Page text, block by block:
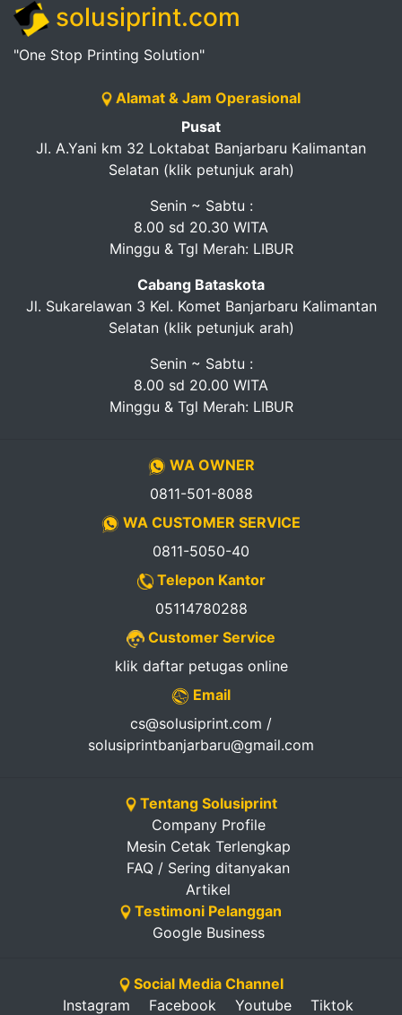
solusiprint.com
"One Stop Printing Solution"
Alamat & Jam Operasional
Pusat
Jl. A.Yani km 32 Loktabat Banjarbaru Kalimantan
Selatan (klik petunjuk arah)
Senin ~ Sabtu :
8.00 sd 20.30 WITA
Minggu & Tgl Merah: LIBUR
Cabang Bataskota
Jl. Sukarelawan 3 Kel. Komet Banjarbaru Kalimantan
Selatan (klik petunjuk arah)
Senin ~ Sabtu :
8.00 sd 20.00 WITA
Minggu & Tgl Merah: LIBUR
WA OWNER
0811-501-8088
WA CUSTOMER SERVICE
0811-5050-40
Telepon Kantor
05114780288
Customer Service
klik daftar petugas online
Email
cs@solusiprint.com /
solusiprintbanjarbaru@gmail.com
Tentang Solusiprint
Company Profile
Mesin Cetak Terlengkap
FAQ / Sering ditanyakan
Artikel
Testimoni Pelanggan
Google Business
Social Media Channel
Instagram
Facebook Youtube Tiktok